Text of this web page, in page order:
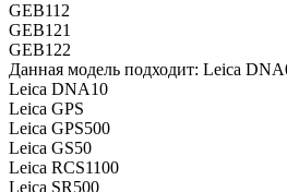
GEB112
GEB121
GEB122
Данная модель подходит: Leica
Leica DNA10
Leica GPS
Leica GPS500
Leica GS50
Leica RCS1100
Leica SR500